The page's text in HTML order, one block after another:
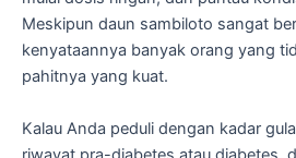
Meskipun daun sambiloto sangat
kenyataannya banyak orang yang
pahitnya yang kuat.
Kalau Anda peduli dengan kadar